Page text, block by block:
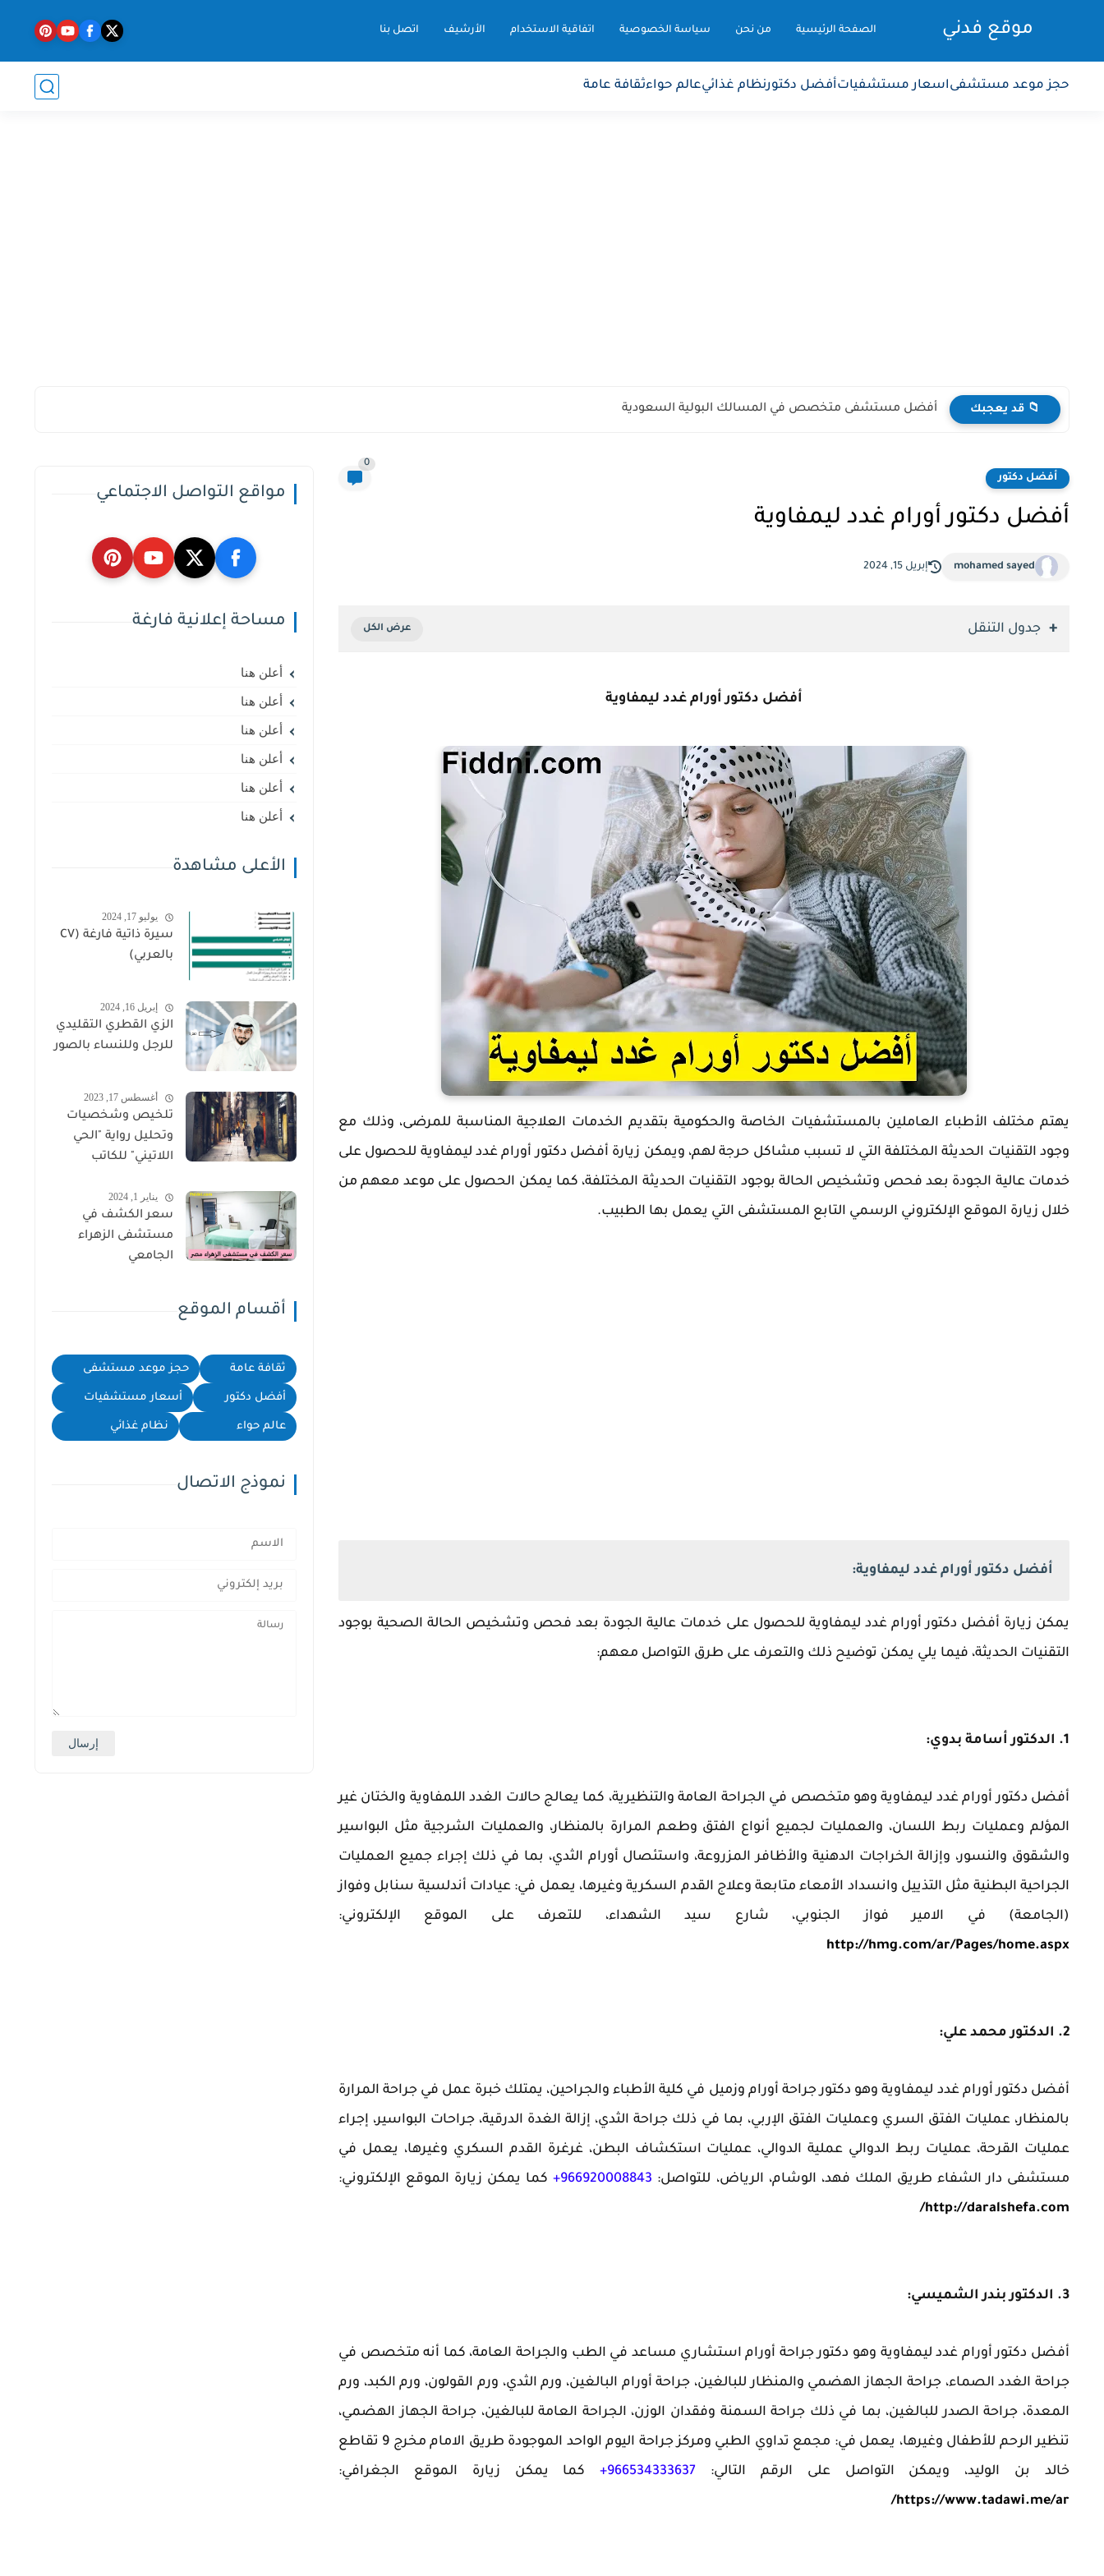
موقع فدني الصفحة الرئيسية من نحن سياسة الخصوصية اتفاقية الاستخدام الأرشيف اتصل بنا
حجز موعد مستشفىاسعار مستشفياتأفضل دكتورنظام غذائيعالم حواءثقافة عامة
📁 قد يعجبك أفضل مستشفى متخصص في المسالك البولية السعودية
أفضل دكتور
0
أفضل دكتور أورام غدد ليمفاوية
mohamed sayed إبريل 15, 2024
جدول التنقل
أفضل دكتور أورام غدد ليمفاوية
يهتم مختلف الأطباء العاملين بالمستشفيات الخاصة والحكومية بتقديم الخدمات العلاجية المناسبة للمرضى، وذلك مع
وجود التقنيات الحديثة المختلفة التي لا تسبب مشاكل حرجة لهم، ويمكن زيارة أفضل دكتور أورام غدد ليمفاوية للحصول على
خدمات عالية الجودة بعد فحص وتشخيص الحالة بوجود التقنيات الحديثة المختلفة، كما يمكن الحصول على موعد معهم من
خلال زيارة الموقع الإلكتروني الرسمي التابع المستشفى التي يعمل بها الطبيب.
أفضل دكتور أورام غدد ليمفاوية:
يمكن زيارة أفضل دكتور أورام غدد ليمفاوية للحصول على خدمات عالية الجودة بعد فحص وتشخيص الحالة الصحية بوجود
التقنيات الحديثة، فيما يلي يمكن توضيح ذلك والتعرف على طرق التواصل معهم:
1. الدكتور أسامة بدوي:
أفضل دكتور أورام غدد ليمفاوية وهو متخصص في الجراحة العامة والتنظيرية، كما يعالج حالات الغدد اللمفاوية والختان غير
المؤلم وعمليات ربط اللسان، والعمليات لجميع أنواع الفتق وطعم المرارة بالمنظار، والعمليات الشرجية مثل البواسير
والشقوق والنسور، وإزالة الخراجات الدهنية والأظافر المزروعة، واستئصال أورام الثدي، بما في ذلك إجراء جميع العمليات
الجراحية البطنية مثل التذييل وانسداد الأمعاء متابعة وعلاج القدم السكرية وغيرها، يعمل في: عيادات أندلسية سنابل وفواز
(الجامعة) في الامير فواز الجنوبي، شارع سيد الشهداء، للتعرف على الموقع الإلكتروني:
http://hmg.com/ar/Pages/home.aspx
2. الدكتور محمد علي:
أفضل دكتور أورام غدد ليمفاوية وهو دكتور جراحة أورام وزميل في كلية الأطباء والجراحين، يمتلك خبرة عمل في جراحة المرارة
بالمنظار، عمليات الفتق السري وعمليات الفتق الإربي، بما في ذلك جراحة الثدي، إزالة الغدة الدرقية، جراحات البواسير، إجراء
عمليات القرحة، عمليات ربط الدوالي عملية الدوالي، عمليات استكشاف البطن، غرغرة القدم السكري وغيرها، يعمل في
مستشفى دار الشفاء طريق الملك فهد، الوشام، الرياض، للتواصل: 966920008843+ كما يمكن زيارة الموقع الإلكتروني:
http://daralshefa.com/
3. الدكتور بندر الشميسي:
أفضل دكتور أورام غدد ليمفاوية وهو دكتور جراحة أورام استشاري مساعد في الطب والجراحة العامة، كما أنه متخصص في
جراحة الغدد الصماء، جراحة الجهاز الهضمي والمنظار للبالغين، جراحة أورام البالغين، ورم الثدي، ورم القولون، ورم الكبد، ورم
المعدة، جراحة الصدر للبالغين، بما في ذلك جراحة السمنة وفقدان الوزن، الجراحة العامة للبالغين، جراحة الجهاز الهضمي،
تنظير الرحم للأطفال وغيرها، يعمل في: مجمع تداوي الطبي ومركز جراحة اليوم الواحد الموجودة طريق الامام مخرج 9 تقاطع
خالد بن الوليد، ويمكن التواصل على الرقم التالي: 966534333637+ كما يمكن زيارة الموقع الجغرافي:
https://www.tadawi.me/ar/
مواقع التواصل الاجتماعي
مساحة إعلانية فارغة
أعلن هنا
أعلن هنا
أعلن هنا
أعلن هنا
أعلن هنا
أعلن هنا
الأعلى مشاهدة
يوليو 17, 2024
سيرة ذاتية فارغة (CV
بالعربي)
إبريل 16, 2024
الزي القطري التقليدي
للرجل وللنساء بالصور
أغسطس 17, 2023
تلخيص وشخصيات
وتحليل رواية "الحي
اللاتيني" للكاتب
يناير 1, 2024
سعر الكشف في
مستشفى الزهراء
الجامعي
أقسام الموقع
ثقافة عامة حجز موعد مستشفى
أفضل دكتور أسعار مستشفيات
عالم حواء نظام غذائي
نموذج الاتصال